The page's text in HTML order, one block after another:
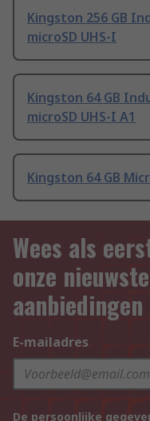
Kingston 256 GB
microSD UHS-I
Kingston 64 GB
microSD UHS-I A1
Kingston 64 GB
Wees als
onze
aanbiedingen
E-mailadres
De persoonlijke